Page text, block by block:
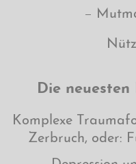
Die
Komplexe
Zerbruch, oder: